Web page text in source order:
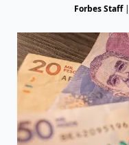
Forbes Staff|